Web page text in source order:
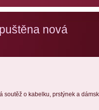
nová
soutěž o kabelku, prstýnek a